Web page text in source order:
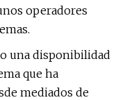
operadores
una disponibilidad
que ha
mediados de